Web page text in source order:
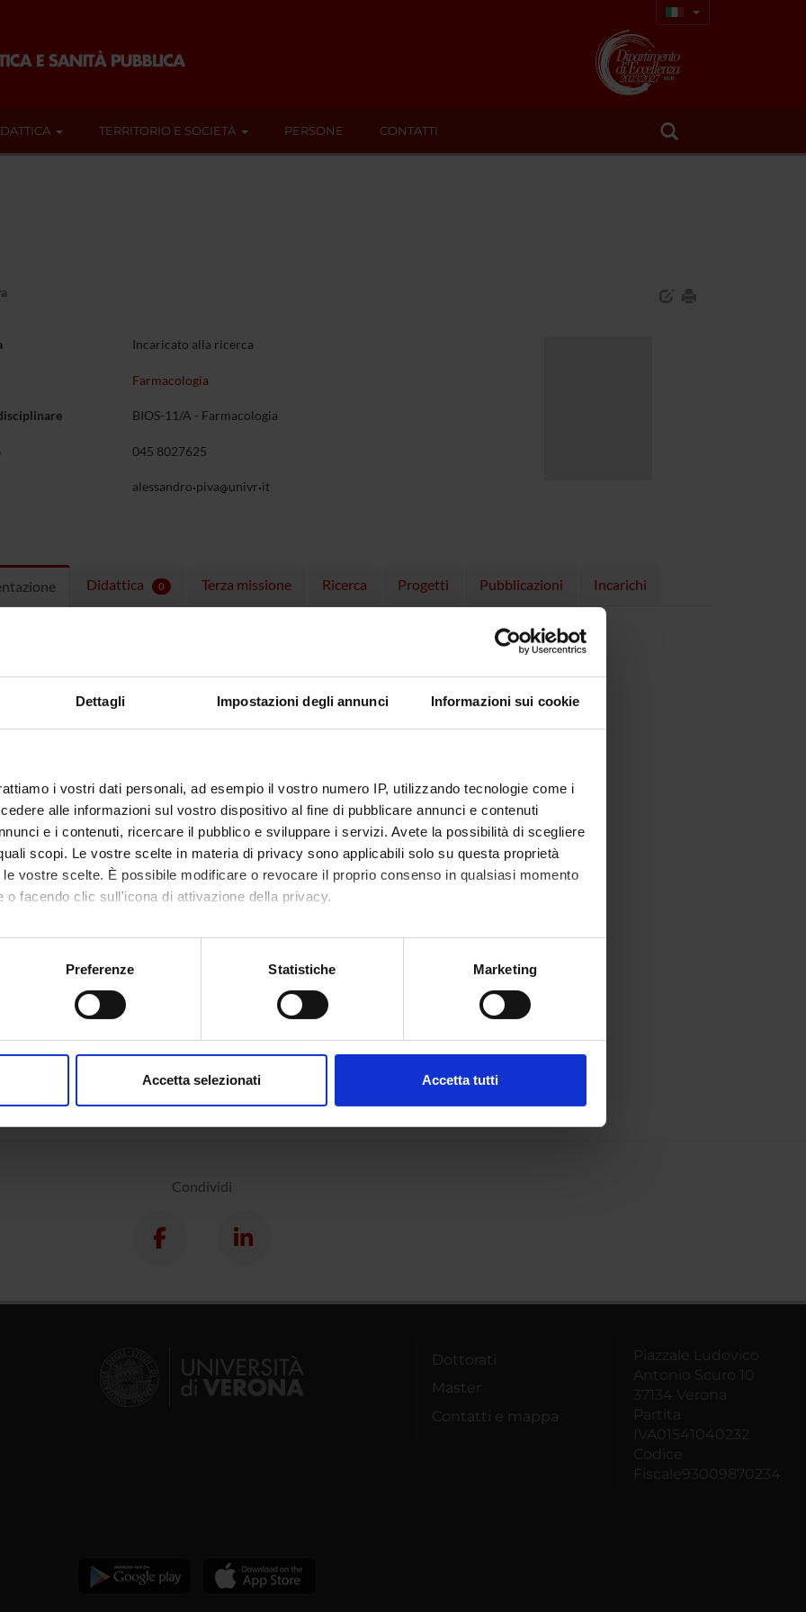
Dettagli Impostazioni degli annunci Informazioni sui cookie
i vostri dati personali, ad esempio il vostro numero IP, utilizzando tecnologie come i
alle informazioni sul vostro dispositivo al fine di pubblicare annunci e contenuti
e i contenuti, ricercare il pubblico e sviluppare i servizi. Avete la possibilità di scegliere
scopi. Le vostre scelte in materia di privacy sono applicabili solo su questa proprietà
vostre scelte. È possibile modificare o revocare il proprio consenso in qualsiasi momento
o facendo clic sull'icona di attivazione della privacy.
anche:
sulla tua posizione geografica, con un'approssimazione di qualche metro,
in qualsiasi momento dalla Dichiarazione sui cookie.
Preferenze Statistiche Marketing
Accetta selezionati Accetta tutti
TERRITORIO E SOCIETÀ PERSONE CONTATTI
Incaricato alla ricerca
Farmacologia
BIOS-11/A - Farmacologia
045 8027625
alessandro piva univr it
Didattica 0 Terza missione Ricerca Progetti Pubblicazioni Incarichi
Condividi
Dottorati
Master
Contatti e mappa
Piazzale Ludovico
Antonio Scuro 10
37134 Verona
Partita
IVA01541040232
Codice
Fiscale93009870234